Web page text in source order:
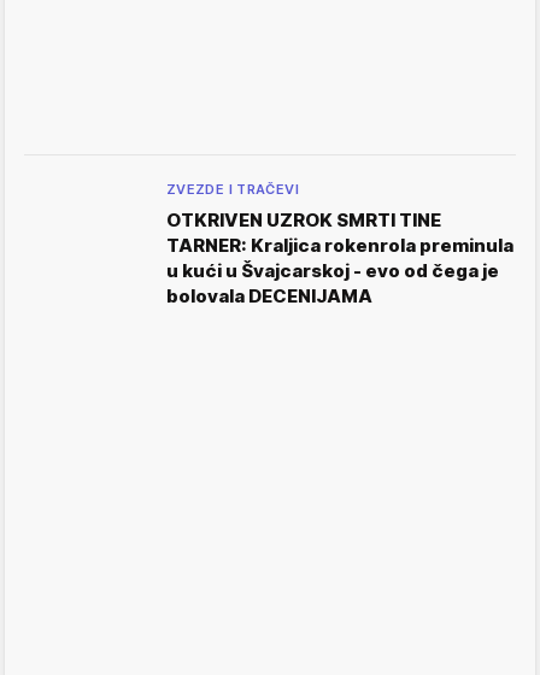
ZVEZDE I TRAČEVI
OTKRIVEN UZROK SMRTI TINE
TARNER: Kraljica rokenrola preminula
u kući u Švajcarskoj - evo od čega je
bolovala DECENIJAMA